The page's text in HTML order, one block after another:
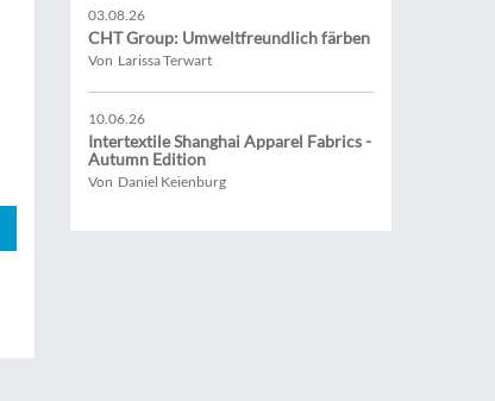
03.08.26
CHT Group: Umweltfreundlich färben
Von Larissa Terwart
10.06.26
Intertextile Shanghai Apparel Fabrics -
Autumn Edition
Von Daniel Keienburg